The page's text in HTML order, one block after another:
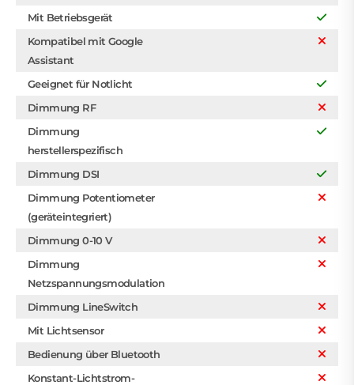
Mit Betriebsgerät
Kompatibel mit Google
Assistant
Geeignet für Notlicht
Dimmung RF
Dimmung
herstellerspezifisch
Dimmung DSI
Dimmung Potentiometer
(geräteintegriert)
Dimmung 0-10 V
Dimmung
Netzspannungsmodulation
Dimmung LineSwitch
Mit Lichtsensor
Bedienung über Bluetooth
Konstant-Lichtstrom-